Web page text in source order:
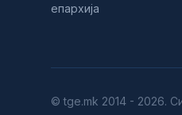
епархија
© tge.mk 2014 - 2026.